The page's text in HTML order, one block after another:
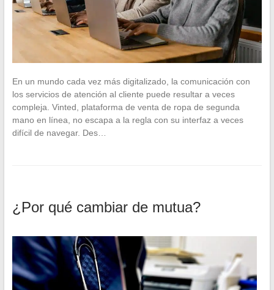
En un mundo cada vez más digitalizado, la comunicación con
los servicios de atención al cliente puede resultar a veces
compleja. Vinted, plataforma de venta de ropa de segunda
mano en línea, no escapa a la regla con su interfaz a veces
difícil de navegar. Des…
¿Por qué cambiar de mutua?